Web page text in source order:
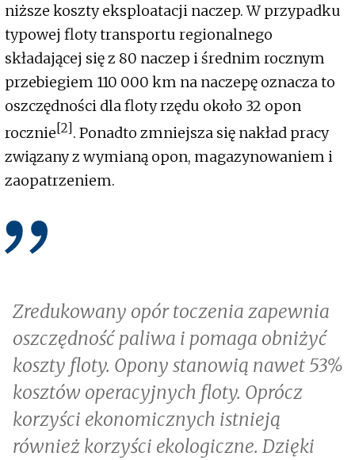
niższe koszty eksploatacji naczep. W przypadku
typowej floty transportu regionalnego
składającej się z 80 naczep i średnim rocznym
przebiegiem 110 000 km na naczepę oznacza to
oszczędności dla floty rzędu około 32 opon
rocznie[2]. Ponadto zmniejsza się nakład pracy
związany z wymianą opon, magazynowaniem i
zaopatrzeniem.
Zredukowany opór toczenia zapewnia
oszczędność paliwa i pomaga obniżyć
koszty floty. Opony stanowią nawet 53%
kosztów operacyjnych floty. Oprócz
korzyści ekonomicznych istnieją
również korzyści ekologiczne. Dzięki